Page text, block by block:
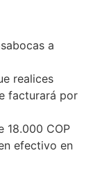
a
realices
facturará por
18.000 COP
efectivo en